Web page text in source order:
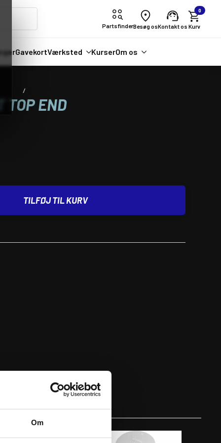
Om
PartsfinderBesøg osKontakt os
0
GavekortVærksted KurserOm os
TOP END
TILFØJ TIL KURV